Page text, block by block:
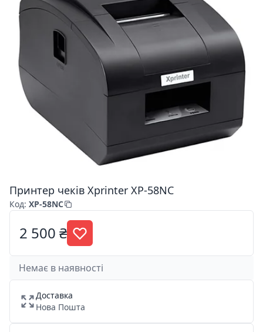
Принтер чеків Xprinter XP-58NC
Код: XP-58NC
2 500 ₴
Немає в наявності
Доставка
Нова Пошта